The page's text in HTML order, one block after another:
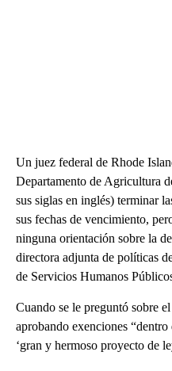
Un juez federal de Rhode
Departamento de Agricultura
sus siglas en inglés) terminar
sus fechas de vencimiento,
ninguna orientación sobre la
directora adjunta de políticas
de Servicios Humanos
Cuando se le preguntó sobre
aprobando exenciones
‘gran y hermoso proyecto de